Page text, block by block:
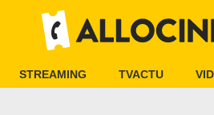
STREAMING TVACTU